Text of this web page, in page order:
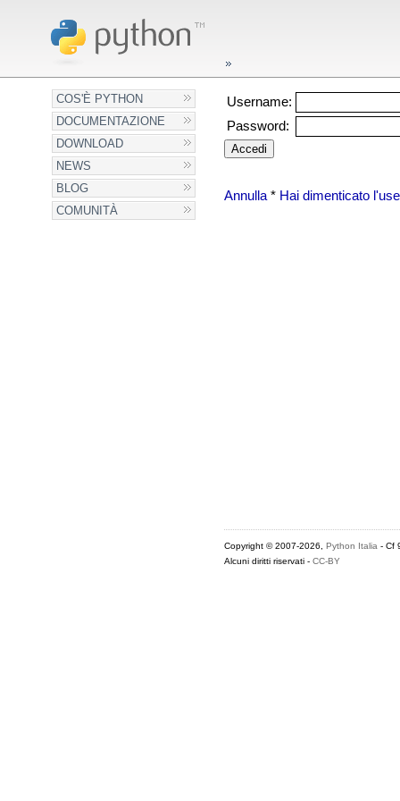
COS'È PYTHON
DOCUMENTAZIONE
DOWNLOAD
NEWS
BLOG
COMUNITÀ
Username:
Password:
Annulla* Hai dimenticato
Copyright © 2007-2026, Python Italia - Cf
Alcuni diritti riservati - CC-BY